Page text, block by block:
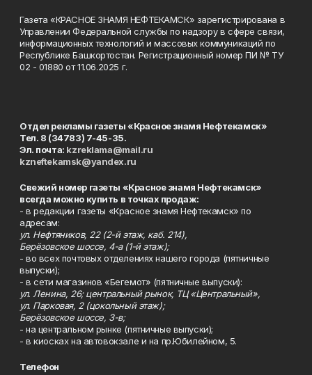
Газета «КРАСНОЕ ЗНАМЯ НЕФТЕКАМСК» зарегистрирована в
Управлении Федеральной службы по надзору в сфере связи,
информационных технологий и массовых коммуникаций по
Республике Башкортостан. Регистрационный номер ПИ № ТУ
02 - 01880 от 11.06.2025 г.
Отдел рекламы газеты «Красное знамя Нефтекамск»
Тел. 8 (34783) 7-45-35.
Эл. почта: kzreklama@mail.ru
kzneftekamsk@yandex.ru
Свежий номер газеты «Красное знамя Нефтекамск»
всегда можно купить в точках продаж:
- в редакции газеты «Красное знамя Нефтекамск» по
адресам:
ул. Нефтяников, 22 (2-й этаж, каб. 214),
Берёзовское шоссе, 4-а (1-й этаж);
- во всех почтовых отделениях нашего города (пятничные
выпуски);
- в сети магазинов «Бегемот» (пятничные выпуски):
ул. Ленина, 26; центральный рынок, ТЦ «Центральный»,
ул. Парковая, 2 (цокольный этаж);
Берёзовское шоссе, 3-в;
- на центральном рынке (пятничные выпуски);
- в киосках на автовокзале и на пр.Юбилейном, 5.
Телефон